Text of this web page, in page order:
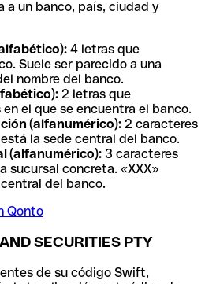
un banco, país, ciudad y
4 letras que
Suele ser parecido a una
nombre del banco.
2 letras que
el que se encuentra el banco.
(alfanumérico): 2 caracteres
la sede central del banco.
(alfanumérico): 3 caracteres
sucursal concreta. «XXX»
del banco.
Qonto
SECURITIES PTY
de su código Swift,